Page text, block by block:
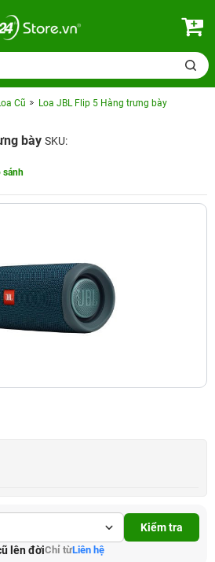
Cũ Loa JBL Flip 5 Hàng trưng bày
bày SKU:
sánh
Kiểm tra
lên đờiChỉ từLiên hệ